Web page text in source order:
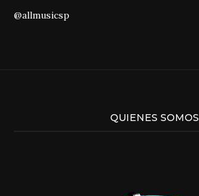
@allmusicsp
QUIENES SOMOS